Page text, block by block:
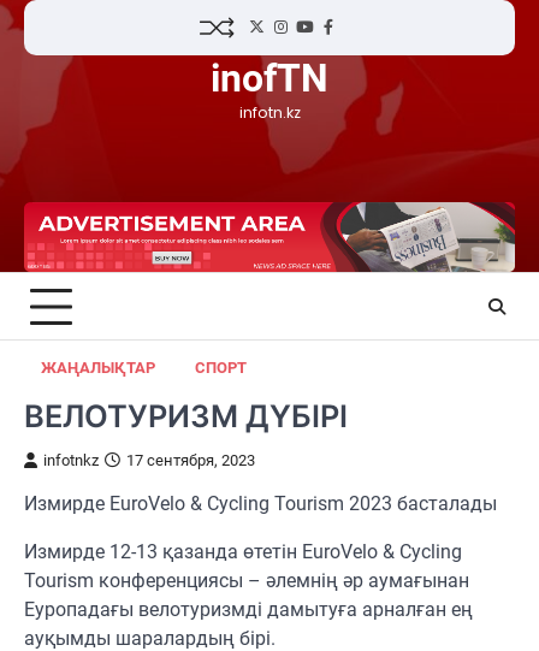
Skip
content
TwitterInstagram
YouTubeFacebook
inofTN
infotn.kz
ЖАҢАЛЫҚТАР СПОРТ
ВЕЛОТУРИЗМ ДҮБІРІ
infotnkz 17 сентября, 2023
Измирде EuroVelo & Cycling Tourism 2023 басталады
Измирде 12-13 қазанда өтетін EuroVelo & Cycling
Tourism конференциясы – әлемнің әр аумағынан
Еуропадағы велотуризмді дамытуға арналған ең
ауқымды шаралардың бірі.